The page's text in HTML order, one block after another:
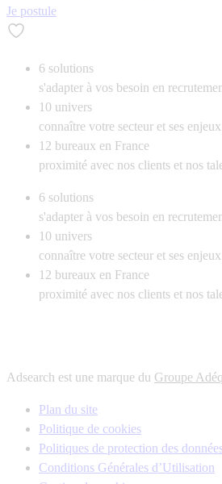
Je postule
6 solutions
s'adapter à vos besoin en
10 univers
connaître votre secteur et ses enjeux
12 bureaux en France
proximité avec nos clients et nos
6 solutions
s'adapter à vos besoin en
10 univers
connaître votre secteur et ses enjeux
12 bureaux en France
proximité avec nos clients et nos
Adsearch est une marque du Groupe
Plan du site
Politique de cookies
Politiques de protection des
Conditions Générales d’Utilisation